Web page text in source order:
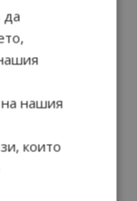
да
нашия
които